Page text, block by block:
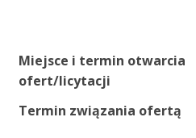
Miejsce i termin otwarcia
ofert/licytacji
Termin związania ofertą